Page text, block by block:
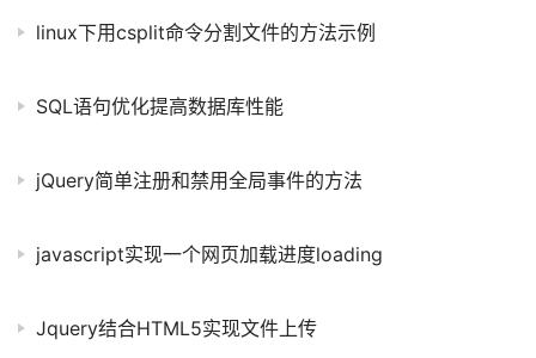
linux下用csplit命令分割文件的方法示例
SQL语句优化提高数据库性能
jQuery简单注册和禁用全局事件的方法
javascript实现一个网页加载进度loading
Jquery结合HTML5实现文件上传